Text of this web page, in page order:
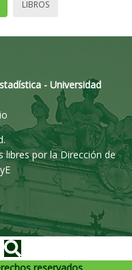
LIBROS
- Universidad
libres por la Dirección de